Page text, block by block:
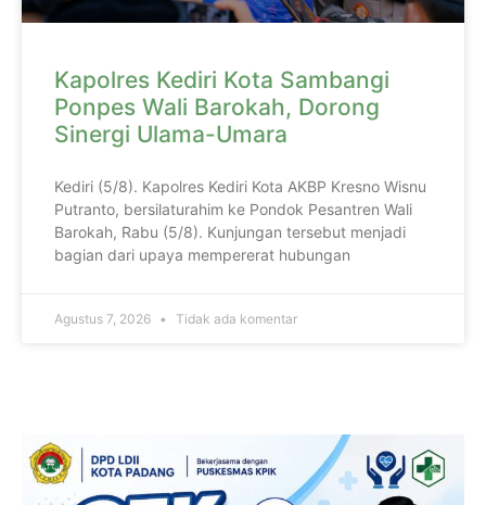
Kapolres Kediri Kota Sambangi
Ponpes Wali Barokah, Dorong
Sinergi Ulama-Umara
Kediri (5/8). Kapolres Kediri Kota AKBP Kresno Wisnu
Putranto, bersilaturahim ke Pondok Pesantren Wali
Barokah, Rabu (5/8). Kunjungan tersebut menjadi
bagian dari upaya mempererat hubungan
Agustus 7, 2026 Tidak ada komentar